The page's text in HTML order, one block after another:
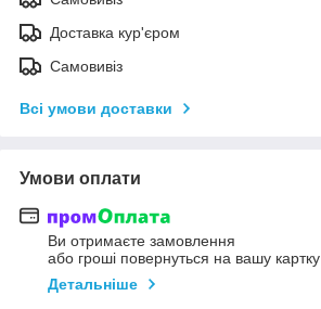
Доставка кур'єром
Самовивіз
Всі умови доставки
Умови оплати
Ви отримаєте замовлення
або гроші повернуться на вашу картку
Детальніше